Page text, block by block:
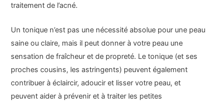
traitement de l’acné.
Un tonique n’est pas une nécessité absolue pour une peau
saine ou claire, mais il peut donner à votre peau une
sensation de fraîcheur et de propreté. Le tonique (et ses
proches cousins, les astringents) peuvent également
contribuer à éclaircir, adoucir et lisser votre peau, et
peuvent aider à prévenir et à traiter les petites